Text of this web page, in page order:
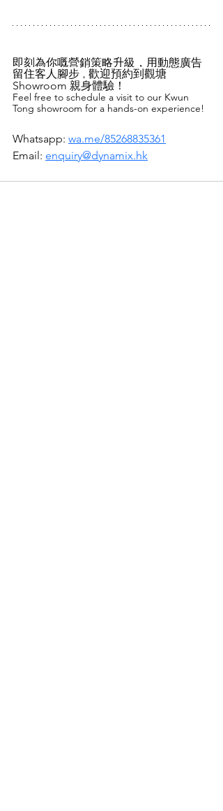
即刻為你嘅營銷策略升級，用動態廣告
留住客人腳步 ， 歡迎預約到觀塘
Showroom 親身體驗！
Feel free to schedule a visit to our Kwun
Tong showroom for a hands-on experience!
Whatsapp: wa.me/85268835361
Email: enquiry@dynamix.hk